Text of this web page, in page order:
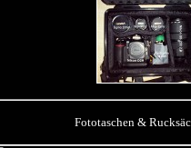
Fototaschen &